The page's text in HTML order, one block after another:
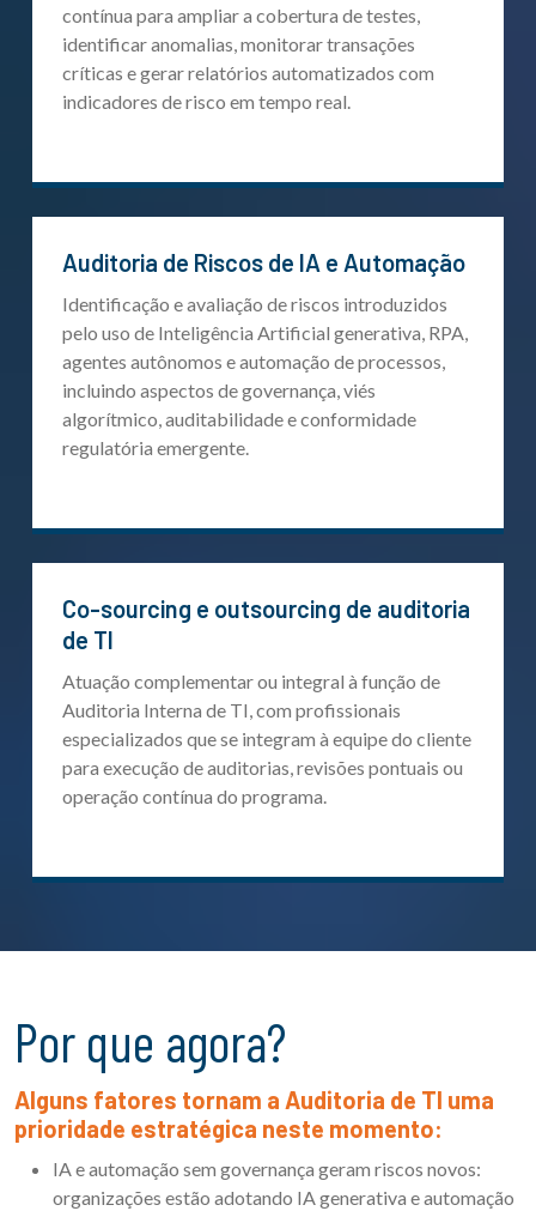
contínua para ampliar a cobertura de testes,
identificar anomalias, monitorar transações
críticas e gerar relatórios automatizados com
indicadores de risco em tempo real.
Auditoria de Riscos de IA e Automação
Identificação e avaliação de riscos introduzidos
pelo uso de Inteligência Artificial generativa, RPA,
agentes autônomos e automação de processos,
incluindo aspectos de governança, viés
algorítmico, auditabilidade e conformidade
regulatória emergente.
Co-sourcing e outsourcing de auditoria
de TI
Atuação complementar ou integral à função de
Auditoria Interna de TI, com profissionais
especializados que se integram à equipe do cliente
para execução de auditorias, revisões pontuais ou
operação contínua do programa.
Por que agora?
Alguns fatores tornam a Auditoria de TI uma
prioridade estratégica neste momento:
IA e automação sem governança geram riscos novos:
organizações estão adotando IA generativa e automação